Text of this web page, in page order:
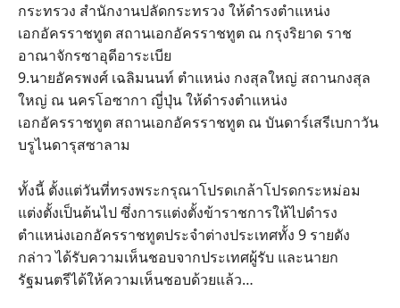
กระทรวง สำนักงานปลัดกระทรวง ให้ดำรงตำแหน่ง
เอกอัครราชทูต สถานเอกอัครราชทูต ณ กรุงริยาด ราช
อาณาจักรซาอุดีอาระเบีย
9.นายอัครพงศ์ เฉลิมนนท์ ตำแหน่ง กงสุลใหญ่ สถานกงสุล
ใหญ่ ณ นครโอซากา ญี่ปุ่น ให้ดำรงตำแหน่ง
เอกอัครราชทูต สถานเอกอัครราชทูต ณ บันดาร์เสรีเบกาวัน
บรูไนดารุสซาลาม
ทั้งนี้ ตั้งแต่วันที่ทรงพระกรุณาโปรดเกล้าโปรดกระหม่อม
แต่งตั้งเป็นต้นไป ซึ่งการแต่งตั้งข้าราชการให้ไปดำรง
ตำแหน่งเอกอัครราชทูตประจำต่างประเทศทั้ง 9 รายดัง
กล่าว ได้รับความเห็นชอบจากประเทศผู้รับ และนายก
รัฐมนตรีได้ให้ความเห็นชอบด้วยแล้ว…